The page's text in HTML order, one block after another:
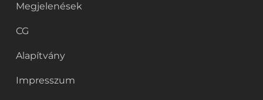
Megjelenések
CG
Alapítvány
Impresszum